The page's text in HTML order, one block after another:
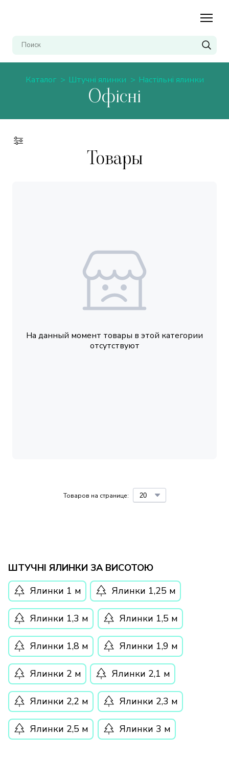
Каталог Штучні ялинки Настільні ялинки
Офісні
Товары
На данный момент товары в этой категории
отсутствуют
Товаров на странице:
Ялинки 3 м
Ялинки 2,5 м
Ялинки 2,3 м
Ялинки 2,2 м
Ялинки 2,1 м
Ялинки 2 м
Ялинки 1,9 м
Ялинки 1,8 м
Ялинки 1,5 м
Ялинки 1,3 м
Ялинки 1,25 м
Ялинки 1 м
ШТУЧНІ ЯЛИНКИ ЗА ВИСОТОЮ